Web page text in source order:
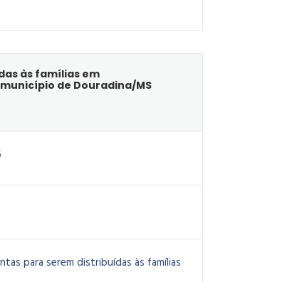
às famílias em
de Douradina/MS
para serem distribuídas às famílias